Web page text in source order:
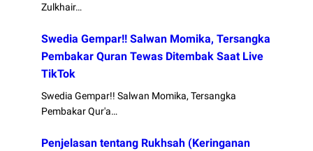
Zulkhair…
Swedia Gempar!! Salwan Momika, Tersangka
Pembakar Quran Tewas Ditembak Saat Live
TikTok
Swedia Gempar!! Salwan Momika, Tersangka
Pembakar Qur'a…
Penjelasan tentang Rukhsah (Keringanan